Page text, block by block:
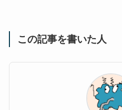
この記事を書いた人